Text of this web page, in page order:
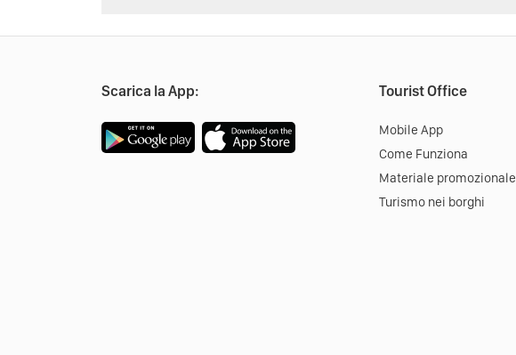
Scarica la App: Tourist Office
Mobile App
Come Funziona
Materiale promozionale
Turismo nei borghi